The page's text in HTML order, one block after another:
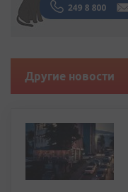
Другие новости